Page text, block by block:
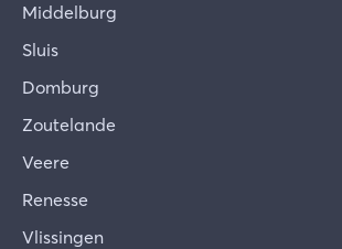
Middelburg
Sluis
Domburg
Zoutelande
Veere
Renesse
Vlissingen